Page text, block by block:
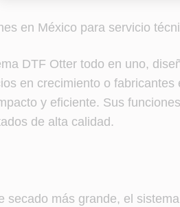
en México para servicio
DTF Otter todo en uno,
en crecimiento o
y eficiente. Sus
de alta calidad.
más grande, el